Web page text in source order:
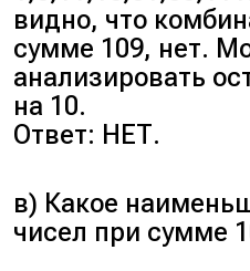
видно, что
сумме 109, нет.
анализировать
на 10.
Ответ: НЕТ.
в) Какое
чисел при сумме